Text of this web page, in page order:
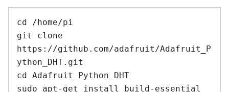
cd /home/pi
git clone
https://github.com/adafruit/Adafruit_P
ython_DHT.git
cd Adafruit_Python_DHT
sudo apt-get install build-essential